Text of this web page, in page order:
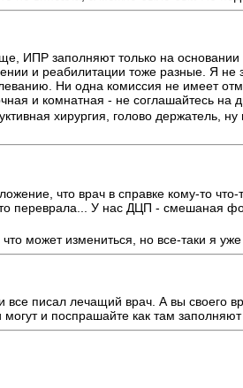
заполняют только на основании
и реабилитации тоже разные. Я
Ни одна комиссия не имеет
и комнатная - не соглашайтесь
хирургия, голово держатель,
что врач в справке кому-то
переврала... У нас ДЦП - смешаная
может измениться, но все-таки я
писал лечащий врач. А вы своего
и поспрашайте как там